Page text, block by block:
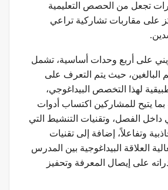
تجعل من الحصص التعليمية
على مقاربات تشاركية تراعي
على أربع وحدات أساسية، تشمل
البالغين، حيث يتم التعرف على
لهذا التخصص البيداغوجي،
بما يتيح للمشاركين اكتساب أدوات
داخل الفصل، وتقنيات التنشيط التي
وتفاعلاً، إضافة إلى تقنيات
العلاقة البيداغوجية بين المدرس
على إيصال المعرفة وتحفيز